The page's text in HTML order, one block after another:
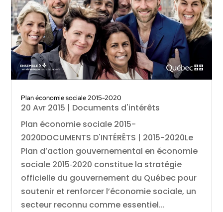
Plan économie sociale 2015-2020
20 Avr 2015 | Documents d'intérêts
Plan économie sociale 2015-
2020DOCUMENTS D'INTÉRÊTS | 2015-2020Le
Plan d’action gouvernemental en économie
sociale 2015‑2020 constitue la stratégie
officielle du gouvernement du Québec pour
soutenir et renforcer l’économie sociale, un
secteur reconnu comme essentiel...